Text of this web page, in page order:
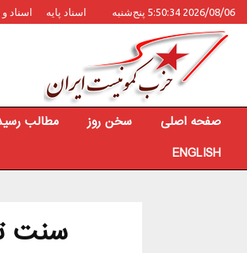
2026/08/06 5:50:34 پنج‌شنبه اسناد پایه اسناد
صفحه اصلی سخن روز مطالب
ENGLISH
سنت